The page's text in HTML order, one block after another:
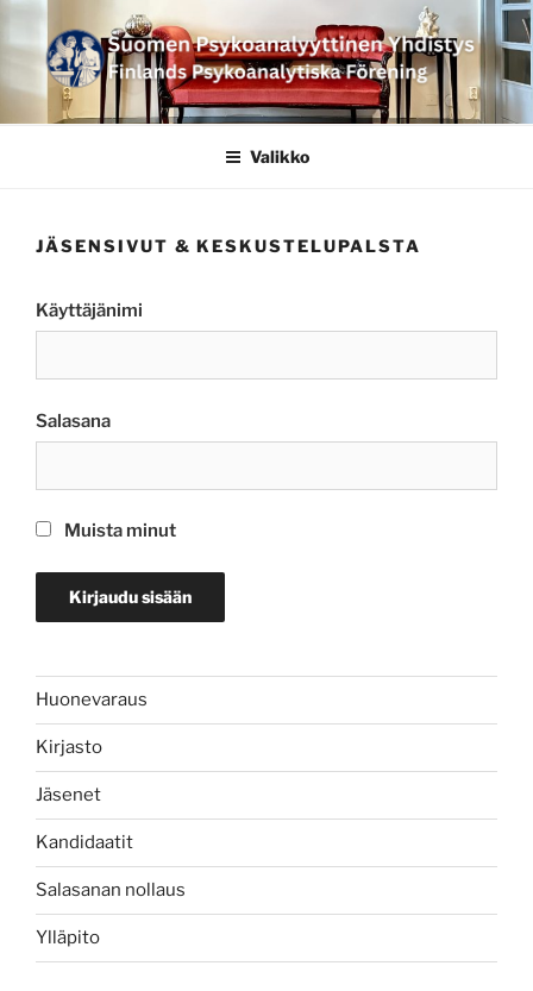
sisältöön
SUOMEN
PSYKOANALYYTTINEN
PSYKOANALYTISKA
Valikko
JÄSENSIVUT & KESKUSTELUPALSTA
Käyttäjänimi
Salasana
Muista minut
Huonevaraus
Kirjasto
Jäsenet
Kandidaatit
Salasanan nollaus
Ylläpito